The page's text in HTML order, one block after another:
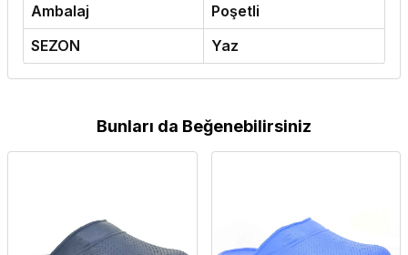
Ambalaj
Poşetli
SEZON
Yaz
Bunları da Beğenebilirsiniz